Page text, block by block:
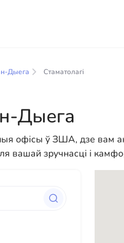
ў Сан-
дапамогі — у
Дыега Стаматолагі
Дыега
офісы ў ЗША, дзе вам
вашай зручнасці і